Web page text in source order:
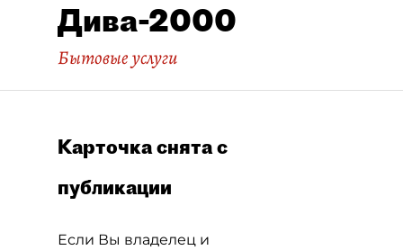
Дива-2000
Бытовые услуги
Карточка снята с
публикации
Если Вы владелец и